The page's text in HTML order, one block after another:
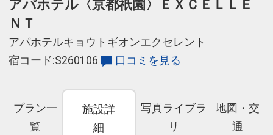
アパホテル〈京都祇園〉ＥＸＣＥＬＬＥ
ＮＴ
アパホテルキョウトギオンエクセレント
宿コード:S260106
口コミを見る
プラン一
覧
施設詳
細
写真ライブラ
リ
地図・交
通